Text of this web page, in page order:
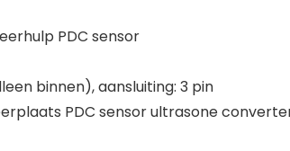
PDC sensor
binnen), aansluiting: 3 pin
PDC sensor ultrasone converter